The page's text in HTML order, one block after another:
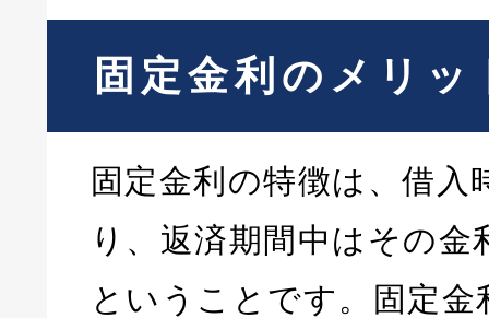
固定金利のメリッ
固定金利の特徴は、借入
り、返済期間中はその
ということです。固定